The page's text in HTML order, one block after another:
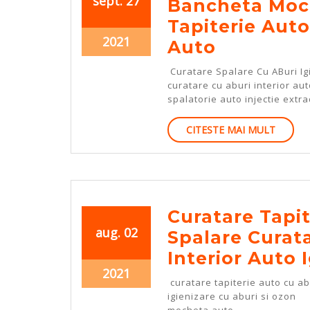
2021
2021 septembrie
27,
Bancheta
Tapiterie
Auto
Spalare
Cu
ABuri
Scaune
Bancheta
Tapiterie
Auto
Interior
Auto
Curatare Spalare Cu ABuri
curatare cu aburi interior
spalatorie auto injectie
CITESTE MAI MULTCITESTE
MAI
MULT
aug.august
2021
02august
2021
2,
Curatare
Spalare
Interior Auto
curatare tapiterie auto cu
igienizare cu aburi si ozon